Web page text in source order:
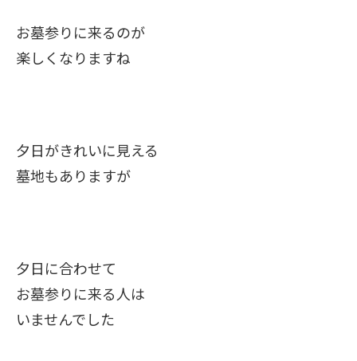
お墓参りに来るのが
楽しくなりますね
夕日がきれいに見える
墓地もありますが
夕日に合わせて
お墓参りに来る人は
いませんでした